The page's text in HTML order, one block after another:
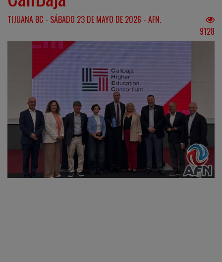
TIJUANA BC - SÁBADO 23 DE MAYO DE 2026 - AFN.
9128